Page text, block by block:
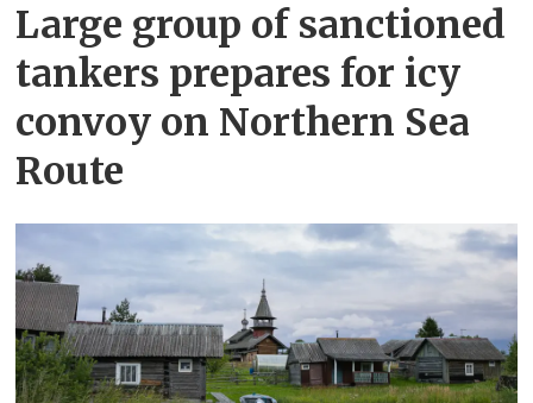
Large group of sanctioned
tankers prepares for icy
convoy on Northern Sea
Route